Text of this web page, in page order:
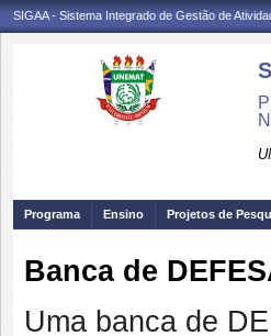
SIGAA - Sistema Integrado de Gestão de
Programa Ensino Projetos de
Banca de
Uma banca de